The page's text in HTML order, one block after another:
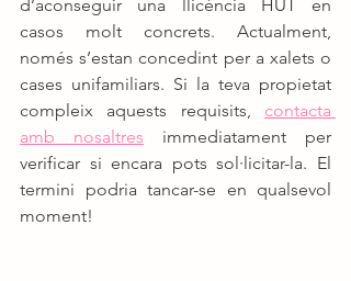
d’aconseguir una llicència HUT en
casos molt concrets. Actualment,
només s’estan concedint per a xalets o
cases unifamiliars. Si la teva propietat
compleix aquests requisits, contacta
amb nosaltres immediatament per
verificar si encara pots sol·licitar-la. El
termini podria tancar-se en qualsevol
moment!